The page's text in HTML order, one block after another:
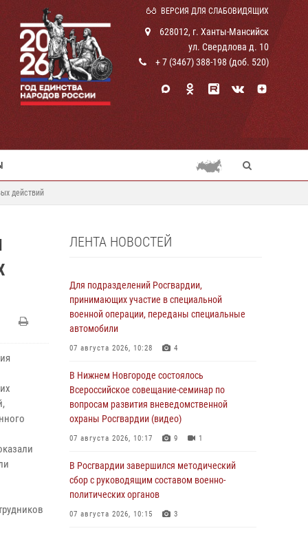
ВЕРСИЯ ДЛЯ СЛАБОВИДЯЩИХ
628012, г. Ханты-Мансийск
ул. Свердлова д. 10
+ 7 (3467) 388-198 (доб. 520)
действий
ЛЕНТА НОВОСТЕЙ
Для подразделений Росгвардии,
принимающих участие в специальной
военной операции, переданы специальные
автомобили
07 августа 2026, 10:28 4
В Нижнем Новгороде состоялось
Всероссийское совещание-семинар по
вопросам развития вневедомственной
охраны Росгвардии (видео)
07 августа 2026, 10:17 9 1
В Росгвардии завершился методический
сбор с руководящим составом военно-
политических органов
07 августа 2026, 10:15 3